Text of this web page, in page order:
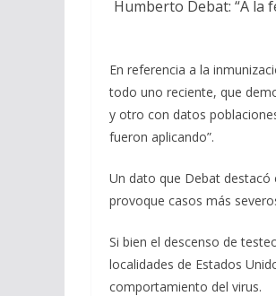
Humberto Debat: “A la
En referencia a la
todo uno reciente, que
y otro con datos
fueron aplicando”.
Un dato que Debat destacó
provoque casos más
Si bien el descenso de
localidades de Estados
comportamiento del virus.